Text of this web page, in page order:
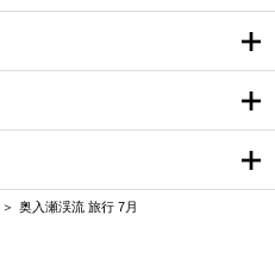
奥入瀬渓流 旅行 7月